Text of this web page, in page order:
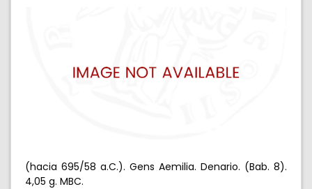
(hacia 695/58 a.C.). Gens Aemilia. Denario. (Bab. 8).
4,05 g. MBC.